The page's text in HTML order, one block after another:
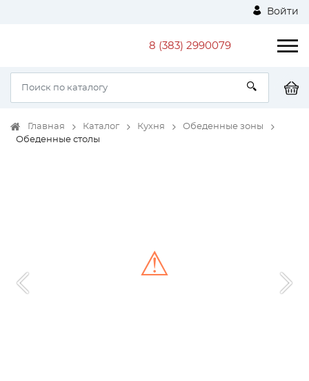
Войти
8 (383) 2990079
Главная Каталог Кухня
Обеденные зоны
Обеденные столы
⚠